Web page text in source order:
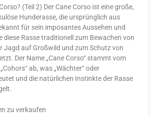
(Teil 2) Der Cane Corso ist eine große,
Hunderasse, die ursprünglich aus
für sein imposantes Aussehen und
diese Rasse traditionell zum Bewachen von
Jagd auf Großwild und zum Schutz von
Der Name „Cane Corso“ stammt vom
ab, was „Wächter“ oder
und die natürlichen Instinkte der Rasse
zu verkaufen